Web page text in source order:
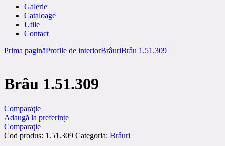
Galerie
Cataloage
Utile
Contact
Prima paginăProfile de interiorBrâuriBrâu 1.51.309
Brâu 1.51.309
Comparaţie
Adaugă la preferințe
Comparaţie
Cod produs: 1.51.309 Categoria: Brâuri